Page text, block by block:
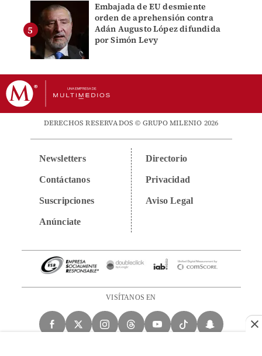
Embajada de EU desmiente
orden de aprehensión contra
Adán Augusto López difundida
por Simón Levy
DERECHOS RESERVADOS © GRUPO MILENIO 2026
Newsletters
Contáctanos
Suscripciones
Anúnciate
Directorio
Privacidad
Aviso Legal
VISÍTANOS EN